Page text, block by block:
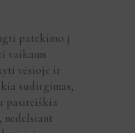
patekimo į
vaikams
vėsioje ir
sudirgimas,
pasireiškia
nedelsiant